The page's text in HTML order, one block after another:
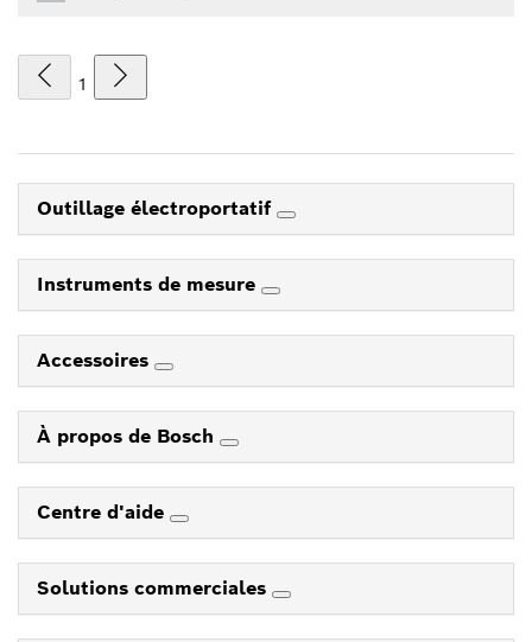
1
Outillage électroportatif
Instruments de mesure
Accessoires
À propos de Bosch
Centre d'aide
Solutions commerciales